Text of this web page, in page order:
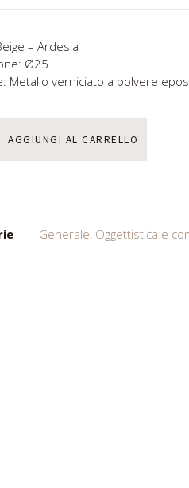
– Ardesia
Ø25
Metallo verniciato a polvere
AGGIUNGI AL CARRELLO
Generale, Oggettistica e